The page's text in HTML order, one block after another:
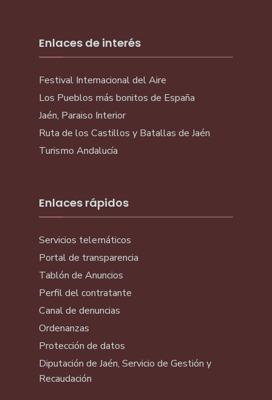
Enlaces de interés
Festival Internacional del Aire
Los Pueblos más bonitos de España
Jaén, Paraiso Interior
Ruta de los Castillos y Batallas de Jaén
Turismo Andalucía
Enlaces rápidos
Servicios telemáticos
Portal de transparencia
Tablón de Anuncios
Perfil del contratante
Canal de denuncias
Ordenanzas
Protección de datos
Diputación de Jaén, Servicio de Gestión y
Recaudación